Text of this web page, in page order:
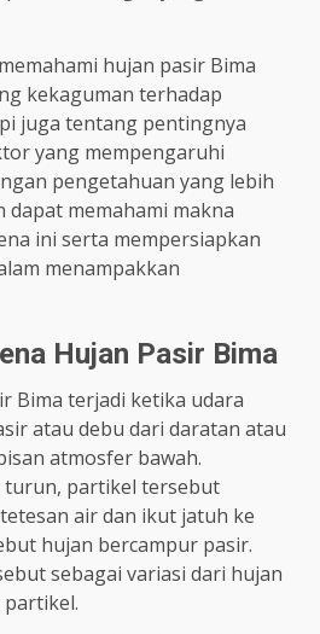
hujan pasir Bima
kekaguman terhadap
juga tentang pentingnya
yang mempengaruhi
pengetahuan yang lebih
dapat memahami makna
ini serta mempersiapkan
menampakkan
Hujan Pasir Bima
Bima terjadi ketika udara
atau debu dari daratan atau
atmosfer bawah.
turun, partikel tersebut
air dan ikut jatuh ke
hujan bercampur pasir.
sebagai variasi dari hujan